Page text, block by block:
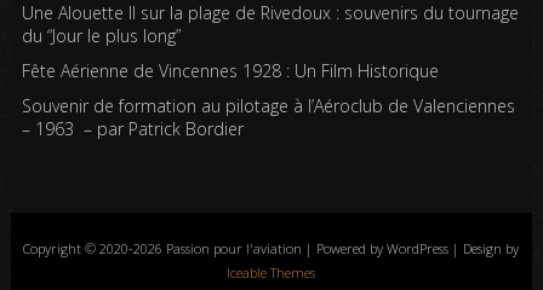
Une Alouette II sur la plage de Rivedoux : souvenirs du tournage
du “Jour le plus long”
Fête Aérienne de Vincennes 1928 : Un Film Historique
Souvenir de formation au pilotage à l’Aéroclub de Valenciennes
– 1963 – par Patrick Bordier
Copyright © 2020-2026 Passion pour l'aviation | Powered by WordPress | Design by
Iceable Themes